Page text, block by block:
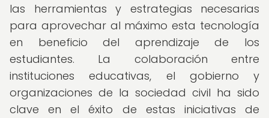
las herramientas y estrategias necesarias
para aprovechar al máximo esta tecnología
en beneficio del aprendizaje de los
estudiantes. La colaboración entre
instituciones educativas, el gobierno y
organizaciones de la sociedad civil ha sido
clave en el éxito de estas iniciativas de